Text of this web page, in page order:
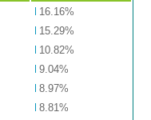
16.16%
15.29%
10.82%
9.04%
8.97%
8.81%